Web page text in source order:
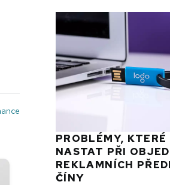
PROBLÉMY, KTERÉ
NASTAT PŘI
REKLAMNÍCH
ČÍNY